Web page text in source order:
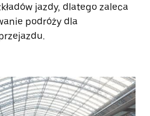
jazdy, dlatego zaleca
podróży dla